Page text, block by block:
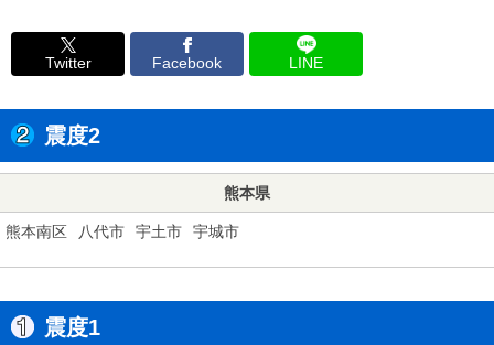
Twitter Facebook LINE
震度2
熊本県
熊本南区 八代市 宇土市 宇城市
震度1